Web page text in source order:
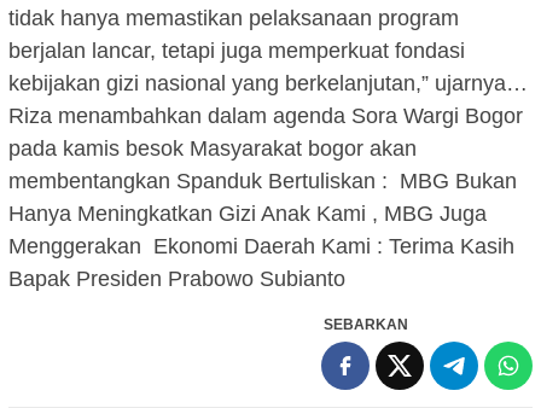
tidak hanya memastikan pelaksanaan program
berjalan lancar, tetapi juga memperkuat fondasi
kebijakan gizi nasional yang berkelanjutan,” ujarnya…
Riza menambahkan dalam agenda Sora Wargi Bogor
pada kamis besok Masyarakat bogor akan
membentangkan Spanduk Bertuliskan : MBG Bukan
Hanya Meningkatkan Gizi Anak Kami , MBG Juga
Menggerakan Ekonomi Daerah Kami : Terima Kasih
Bapak Presiden Prabowo Subianto
SEBARKAN